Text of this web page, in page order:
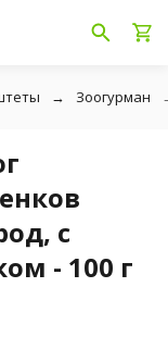
Зоогурман
с
- 100 г